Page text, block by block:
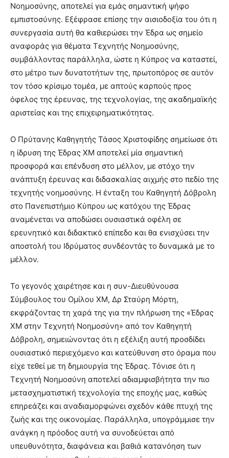
Νοημοσύνης, αποτελεί για εμάς σημαντική ψήφο
εμπιστοσύνης. Εξέφρασε επίσης την αισιοδοξία του ότι η
συνεργασία αυτή θα καθιερώσει την Έδρα ως σημείο
αναφοράς για θέματα Τεχνητής Νοημοσύνης,
συμβάλλοντας παράλληλα, ώστε η Κύπρος να καταστεί,
στο μέτρο των δυνατοτήτων της, πρωτοπόρος σε αυτόν
τον τόσο κρίσιμο τομέα, με απτούς καρπούς προς
όφελος της έρευνας, της τεχνολογίας, της ακαδημαϊκής
αριστείας και της επιχειρηματικότητας.
Ο Πρύτανης Καθηγητής Τάσος Χριστοφίδης σημείωσε ότι
η ίδρυση της Έδρας ΧΜ αποτελεί μία σημαντική
προσφορά και επένδυση στο μέλλον, με στόχο την
ανάπτυξη έρευνας και διδασκαλίας αιχμής στο πεδίο της
τεχνητής νοημοσύνης. Η ένταξη του Καθηγητή Δόβρολη
στο Πανεπιστήμιο Κύπρου ως κατόχου της Έδρας
αναμένεται να αποδώσει ουσιαστικά οφέλη σε
ερευνητικό και διδακτικό επίπεδο και θα ενισχύσει την
αποστολή του Ιδρύματος συνδέοντάς το δυναμικά με το
μέλλον.
Το γεγονός χαιρέτησε και η συν-Διευθύνουσα
Σύμβουλος του Ομίλου ΧΜ, Δρ Σταύρη Μόρτη,
εκφράζοντας τη χαρά της για την πλήρωση της «Έδρας
XM στην Τεχνητή Νοημοσύνη» από τον Καθηγητή
Δόβρολη, σημειώνοντας ότι η εξέλιξη αυτή προσδίδει
ουσιαστικό περιεχόμενο και κατεύθυνση στο όραμα που
είχε τεθεί με τη δημιουργία της Έδρας. Τόνισε ότι η
Τεχνητή Νοημοσύνη αποτελεί αδιαμφισβήτητα την πιο
μετασχηματιστική τεχνολογία της εποχής μας, καθώς
επηρεάζει και αναδιαμορφώνει σχεδόν κάθε πτυχή της
ζωής και της οικονομίας. Παράλληλα, υπογράμμισε την
ανάγκη η πρόοδος αυτή να συνοδεύεται από
υπευθυνότητα, διαφάνεια και βαθιά κατανόηση των